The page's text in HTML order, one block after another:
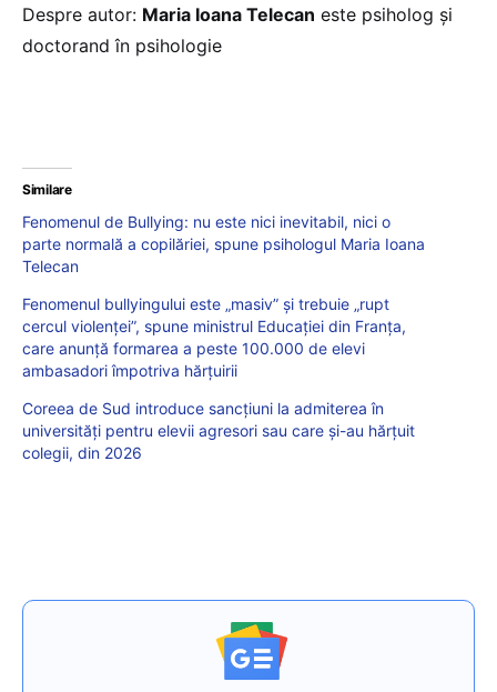
Despre autor: Maria Ioana Telecan este psiholog și
doctorand în psihologie
Similare
Fenomenul de Bullying: nu este nici inevitabil, nici o
parte normală a copilăriei, spune psihologul Maria Ioana
Telecan
Fenomenul bullyingului este „masiv” și trebuie „rupt
cercul violenței”, spune ministrul Educației din Franța,
care anunță formarea a peste 100.000 de elevi
ambasadori împotriva hărțuirii
Coreea de Sud introduce sancțiuni la admiterea în
universități pentru elevii agresori sau care și-au hărțuit
colegii, din 2026